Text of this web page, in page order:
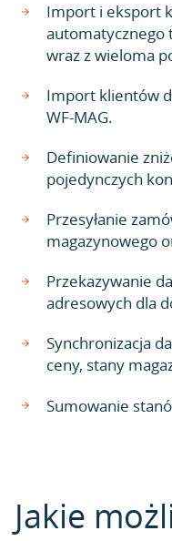
Import i eksport
automatycznego
wraz z wieloma
Import klientów
WF-MAG.
Definiowanie
pojedynczych
Przesyłanie
magazynowego
Przekazywanie
adresowych dla
Synchronizacja
ceny, stany
Sumowanie
Jakie